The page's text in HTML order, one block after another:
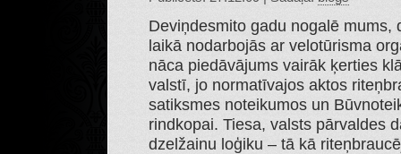
Deviņdesmito gadu nogalē mums,
laikā nodarbojās ar velotūrisma
nāca piedāvājums vairāk ķerties
valstī, jo normatīvajos aktos
satiksmes noteikumos un
rindkopai. Tiesa, valsts pārvaldes
dzelžainu loģiku – tā kā